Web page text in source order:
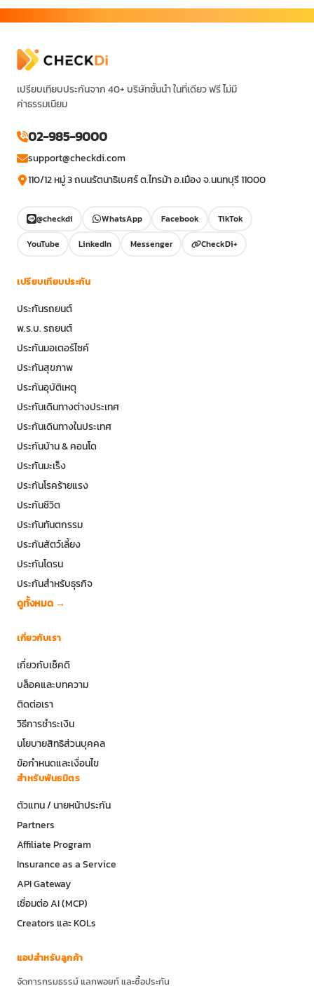
เปรียบเทียบประกันจาก 40+ บริษัทชั้นนำ ในที่เดียว ฟรี ไม่มี
ค่าธรรมเนียม
02-985-9000
support@checkdi.com
110/12 หมู่ 3 ถนนรัตนาธิเบศร์ ต.ไทรม้า อ.เมือง จ.นนทบุรี 11000
@checkdi WhatsApp Facebook
TikTok
YouTube
LinkedIn Messenger CheckDi+
เปรียบเทียบประกัน
ประกันรถยนต์
พ.ร.บ. รถยนต์
ประกันมอเตอร์ไซค์
ประกันสุขภาพ
ประกันอุบัติเหตุ
ประกันเดินทางต่างประเทศ
ประกันเดินทางในประเทศ
ประกันบ้าน & คอนโด
ประกันมะเร็ง
ประกันโรคร้ายแรง
ประกันชีวิต
ประกันทันตกรรม
ประกันสัตว์เลี้ยง
ประกันโดรน
ประกันสำหรับธุรกิจ
ดูทั้งหมด →
เกี่ยวกับเรา
เกี่ยวกับเช็คดิ
บล็อคและบทความ
ติดต่อเรา
วิธีการชำระเงิน
นโยบายสิทธิส่วนบุคคล
ข้อกำหนดและเงื่อนไข
สำหรับพันธมิตร
ตัวแทน / นายหน้าประกัน
Partners
Affiliate Program
Insurance as a Service
API Gateway
เชื่อมต่อ AI (MCP)
Creators และ KOLs
แอปสำหรับลูกค้า
จัดการกรมธรรม์ แลกพอยท์ และซื้อประกัน